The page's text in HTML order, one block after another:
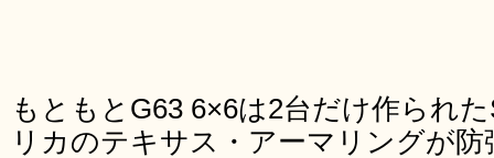
もともとG63 6×6は2台だけ作られ
リカのテキサス・アーマリングが